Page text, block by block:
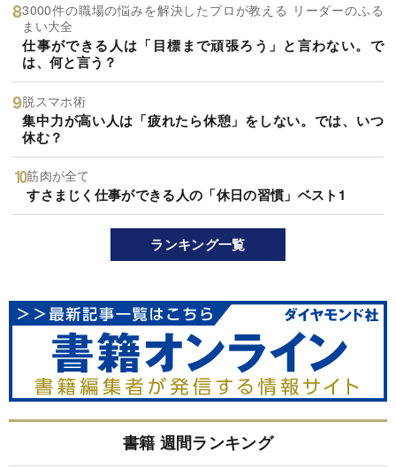
3000件の職場の悩みを解決したプロが教える リーダーのふる
まい大全
仕事ができる人は「目標まで頑張ろう」と言わない。で
は、何と言う？
脱スマホ術
集中力が高い人は「疲れたら休憩」をしない。では、いつ
休む？
筋肉が全て
すさまじく仕事ができる人の「休日の習慣」ベスト1
ランキング一覧
書籍 週間ランキング